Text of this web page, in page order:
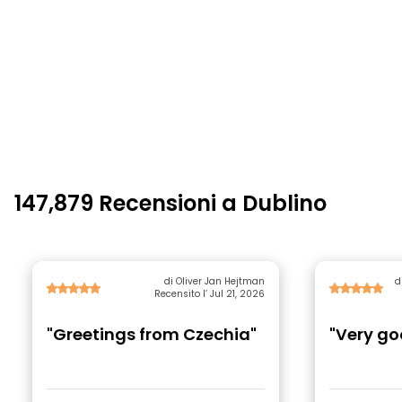
147,879 Recensioni a Dublino
di Oliver Jan Hejtman
Recensito l’ Jul 21, 2026
"Greetings from Czechia" "Very